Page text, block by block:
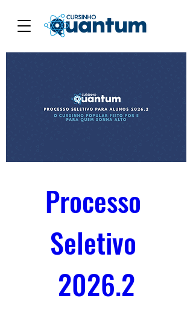
Processo
Seletivo
2026.2